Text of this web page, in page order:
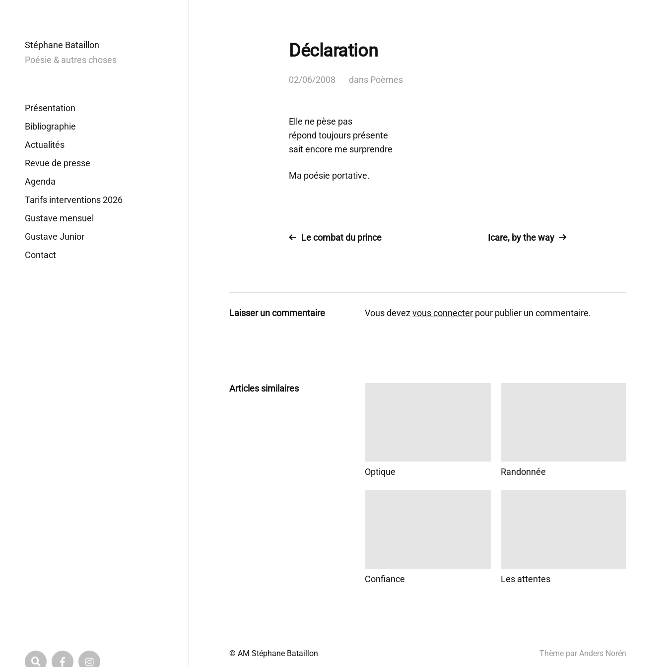
Stéphane Bataillon
Poésie & autres choses
Présentation
Bibliographie
Actualités
Revue de presse
Agenda
Tarifs interventions 2026
Gustave mensuel
Gustave Junior
Contact
Déclaration
02/06/2008 dans Poèmes
Elle ne pèse pas
répond toujours présente
sait encore me surprendre
Ma poésie portative.
Le combat du prince Icare, by the way
Laisser un commentaire Vous devezvous connecter pour publier un commentaire.
Articles similaires
Optique Randonnée
Confiance Les attentes
© AM Stéphane Bataillon Thème par Anders Norén